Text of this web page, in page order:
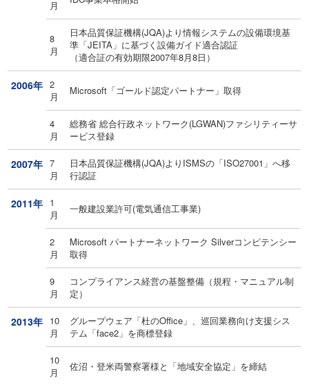
月
8
月
日本品質保証機構(JQA)より情報システムの設備環境基
準「JEITA」に基づく設備ガイド適合認証
（適合証の有効期限2007年8月8日）
2006年 2
月
Microsoft「ゴールド認定パートナー」取得
4
月
総務省 総合行政ネットワーク(LGWAN)ファシリティーサ
ービス登録
2007年 7
月
日本品質保証機構(JQA)よりISMSの「ISO27001」へ移
行認証
2011年 1
月
一般建設業許可(電気通信工事業)
2
月
Microsoft パートナーネットワーク Silverコンピテンシー
取得
9
月
コンプライアンス経営の基盤整備（規程・マニュアル制
定）
2013年 10
月
グループウェア「杜のOffice」、巡回業務向け支援シス
テム「face2」を商標登録
10
月
佐沼・登米両警察署様と「地域安全協定」を締結